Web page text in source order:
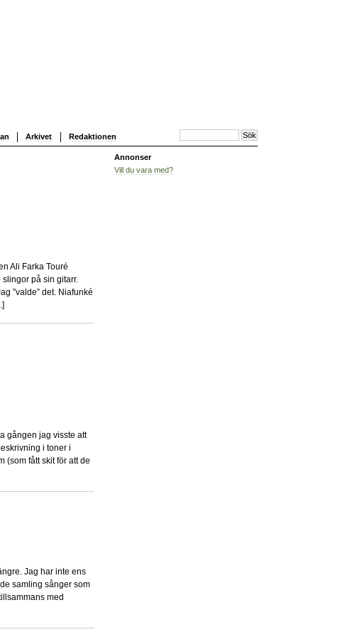
Arkivet Redaktionen
Ali Farka Touré
på sin gitarr.
”valde” det. Niafunké
]
gången jag visste att
i toner i
(som fått skit för att de
Jag har inte ens
samling sånger som
med
Annonser
Vill du vara med?